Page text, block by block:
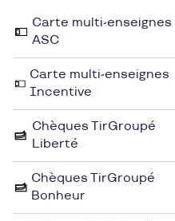
Carte multi-enseignes
ASC
Carte multi-enseignes
Incentive
Chèques TirGroupé
Liberté
Chèques TirGroupé
Bonheur